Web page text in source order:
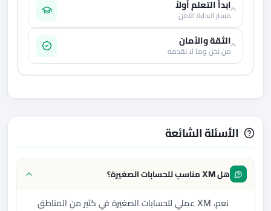
ابدأ التعلم أولاً
مسار البداية الآمن
الثقة والأمان
من نحن وما لا نقدمه
الأسئلة الشائعة
هل XM مناسب للحسابات الصغيرة؟
نعم، XM عملي للحسابات الصغيرة في كثير من المناطق